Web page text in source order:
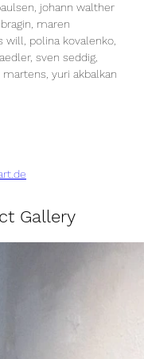
johann walther
maren
polina kovalenko,
sven seddig,
yuri akbalkan
Gallery